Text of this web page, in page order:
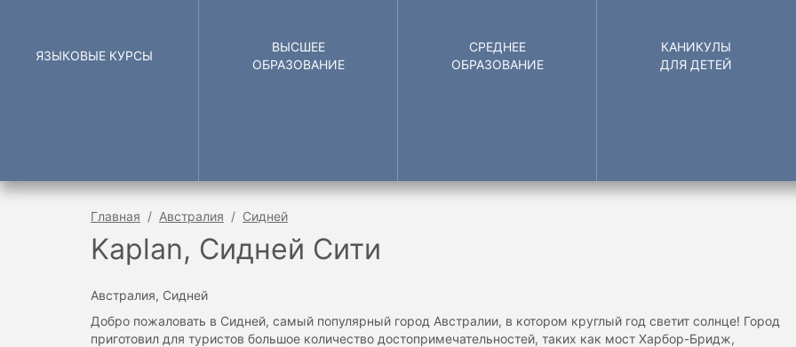
ЯЗЫКОВЫЕ КУРСЫ
ВЫСШЕЕ
ОБРАЗОВАНИЕ
СРЕДНЕЕ
ОБРАЗОВАНИЕ
КАНИКУЛЫ
ДЛЯ ДЕТЕЙ
Главная Австралия Сидней
Kaplan, Сидней Сити
Австралия, Сидней
Добро пожаловать в Сидней, самый популярный город Австралии, в котором круглый год светит солнце! Город
приготовил для туристов большое количество достопримечательностей, таких как мост Харбор-Бридж,